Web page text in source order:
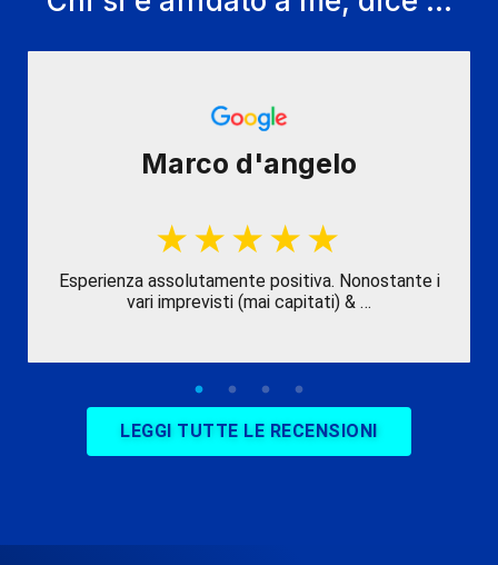
Marco d'angelo
Esperienza assolutamente positiva. Nonostante i
vari imprevisti (mai capitati) & …
LEGGI TUTTE LE RECENSIONI